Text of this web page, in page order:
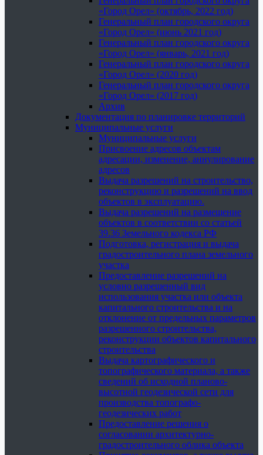
«Город Орел» (октябрь, 2022 год)
Генеральный план городского округа
«Город Орел» (июнь 2021 год)
Генеральный план городского округа
«Город Орел» (январь, 2021 год)
Генеральный план городского округа
«Город Орел» (2020 год)
Генеральный план городского округа
«Город Орел» (2017 год)
Архив
Документация по планировке территорий
Муниципальные услуги
Муниципальные услуги
Присвоение адресов объектам
адресации, изменение, аннулирование
адресов
Выдача разрешений на строительство,
реконструкцию и разрешений на ввод
объектов в эксплуатацию.
Выдача разрешений на размещение
объектов в соответствии со статьей
39.36 Земельного кодекса РФ
Подготовка, регистрация и выдача
градостроительного плана земельного
участка
Предоставление разрешений на
условно разрешенный вид
использования участка или объекта
капитального строительства и на
отклонение от предельных параметров
разрешенного строительства,
реконструкции объектов капитального
строительства
Выдача картографического и
топографического материала, а также
сведений об исходной планово-
высотной геодезической сети для
производства топографо-
геодезических работ
Предоставление решения о
согласовании архитектурно-
градостроительного облика объекта